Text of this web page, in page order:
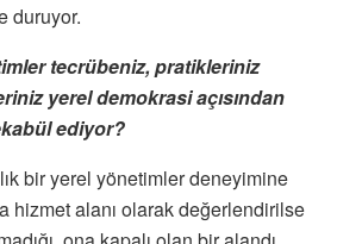
duruyor.
tecrübeniz, pratikleriniz
yerel demokrasi açısından
ediyor?
bir yerel yönetimler deneyimine
hizmet alanı olarak değerlendirilse